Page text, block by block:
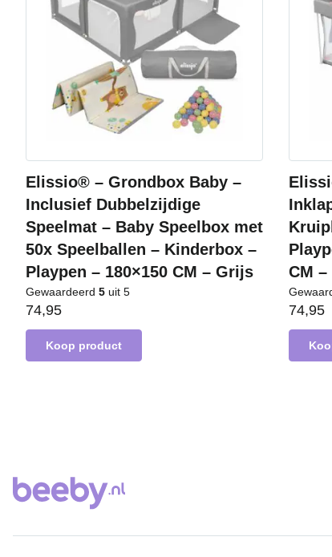
Elissio® – Grondbox Baby –
Inclusief Dubbelzijdige
Speelmat – Baby Speelbox met
50x Speelballen – Kinderbox –
Playpen – 180×150 CM – Grijs
Gewaardeerd 5 uit 5
74,95
Koop product
CM
74,95